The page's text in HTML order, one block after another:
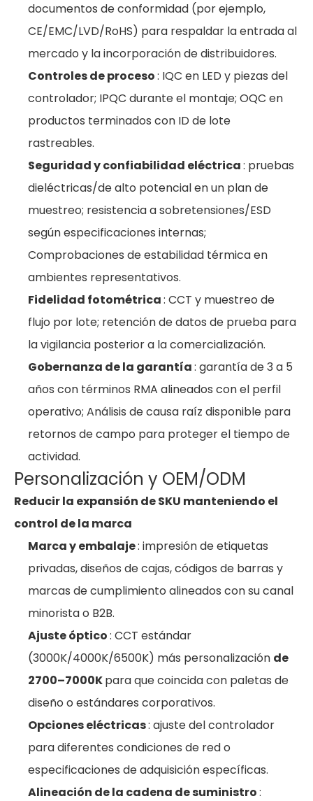
documentos de conformidad (por ejemplo,
CE/EMC/LVD/RoHS) para respaldar la entrada al
mercado y la incorporación de distribuidores.
Controles de proceso: IQC en LED y piezas del
controlador; IPQC durante el montaje; OQC en
productos terminados con ID de lote
rastreables.
Seguridad y confiabilidad eléctrica: pruebas
dieléctricas/de alto potencial en un plan de
muestreo; resistencia a sobretensiones/ESD
según especificaciones internas;
Comprobaciones de estabilidad térmica en
ambientes representativos.
Fidelidad fotométrica: CCT y muestreo de
flujo por lote; retención de datos de prueba para
la vigilancia posterior a la comercialización.
Gobernanza de la garantía: garantía de 3 a 5
años con términos RMA alineados con el perfil
operativo; Análisis de causa raíz disponible para
retornos de campo para proteger el tiempo de
actividad.
Personalización y OEM/ODM
Reducir la expansión de SKU manteniendo el
control de la marca
Marca y embalaje: impresión de etiquetas
privadas, diseños de cajas, códigos de barras y
marcas de cumplimiento alineados con su canal
minorista o B2B.
Ajuste óptico: CCT estándar
(3000K/4000K/6500K) más personalización de
2700–7000Kpara que coincida con paletas de
diseño o estándares corporativos.
Opciones eléctricas: ajuste del controlador
para diferentes condiciones de red o
especificaciones de adquisición específicas.
Alineación de la cadena de suministro: